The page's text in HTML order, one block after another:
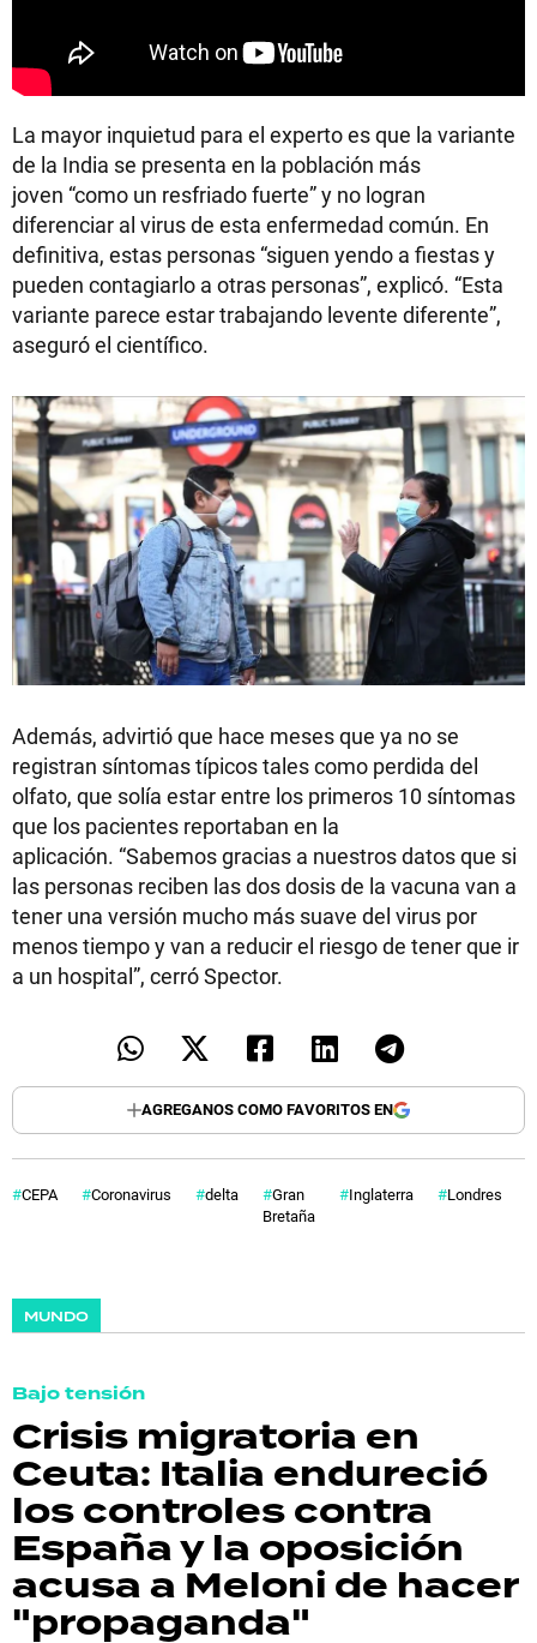
La mayor inquietud para el experto es que la variante
de la India se presenta en la población más
joven “como un resfriado fuerte” y no logran
diferenciar al virus de esta enfermedad común. En
definitiva, estas personas “siguen yendo a fiestas y
pueden contagiarlo a otras personas”, explicó. “Esta
variante parece estar trabajando levente diferente”,
aseguró el científico.
Además, advirtió que hace meses que ya no se
registran síntomas típicos tales como perdida del
olfato, que solía estar entre los primeros 10 síntomas
que los pacientes reportaban en la
aplicación. “Sabemos gracias a nuestros datos que si
las personas reciben las dos dosis de la vacuna van a
tener una versión mucho más suave del virus por
menos tiempo y van a reducir el riesgo de tener que ir
a un hospital”, cerró Spector.
AGREGANOS COMO FAVORITOS EN
CEPA Coronavirus delta
Gran
Bretaña
Inglaterra Londres
MUNDO
Bajo tensión
Crisis migratoria en
Ceuta: Italia endureció
los controles contra
España y la oposición
acusa a Meloni de hacer
"propaganda"